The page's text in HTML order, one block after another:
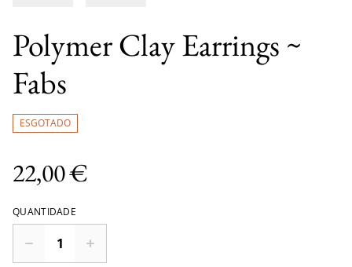
Polymer Clay Earrings ~
Fabs
ESGOTADO
22,00 €
QUANTIDADE